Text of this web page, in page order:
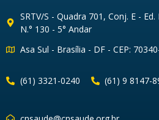
SRTV/S - Quadra 701, Conj. E -
N.° 130 - 5° Andar
Asa Sul - Brasília - DF - CEP:
(61) 3321-0240 (61) 9 8147-